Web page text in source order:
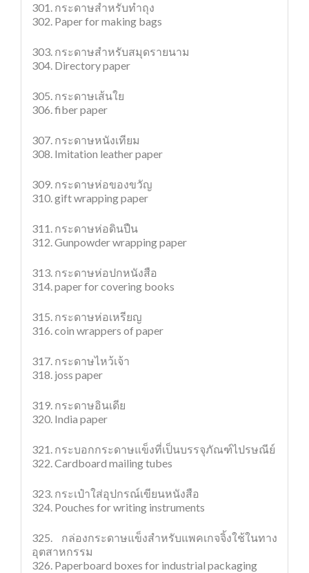
301. กระดาษสำหรับทำถุง
302. Paper for making bags
303. กระดาษสำหรับสมุดรายนาม
304. Directory paper
305. กระดาษเส้นใย
306. fiber paper
307. กระดาษหนังเทียม
308. Imitation leather paper
309. กระดาษห่อของขวัญ
310. gift wrapping paper
311. กระดาษห่อดินปืน
312. Gunpowder wrapping paper
313. กระดาษห่อปกหนังสือ
314. paper for covering books
315. กระดาษห่อเหรียญ
316. coin wrappers of paper
317. กระดาษไหว้เจ้า
318. joss paper
319. กระดาษอินเดีย
320. India paper
321. กระบอกกระดาษแข็งที่เป็นบรรจุภัณฑ์ไปรษณีย์
322. Cardboard mailing tubes
323. กระเป๋าใส่อุปกรณ์เขียนหนังสือ
324. Pouches for writing instruments
325. กล่องกระดาษแข็งสำหรับแพคเกจจิ้งใช้ในทาง
อุตสาหกรรม
326. Paperboard boxes for industrial packaging